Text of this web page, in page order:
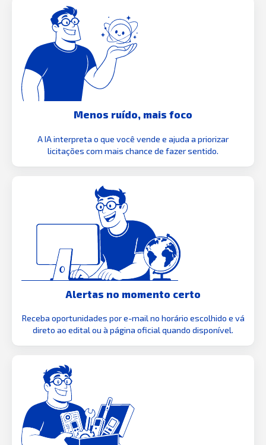
Menos ruído, mais foco
A IA interpreta o que você vende e ajuda a priorizar
licitações com mais chance de fazer sentido.
Alertas no momento certo
Receba oportunidades por e-mail no horário escolhido e vá
direto ao edital ou à página oficial quando disponível.